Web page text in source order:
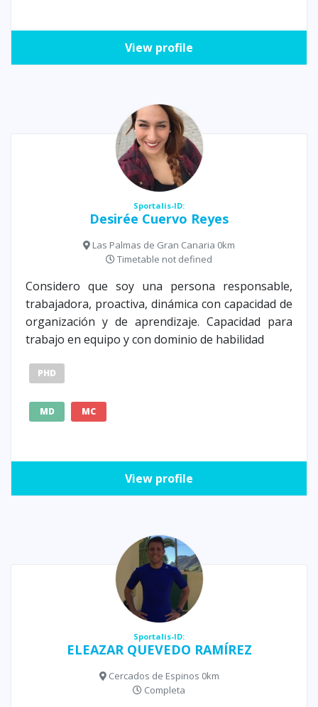
View profile
Sportalis-ID:
Desirée Cuervo Reyes
Las Palmas de Gran Canaria 0km
Timetable not defined
Considero que soy una persona responsable,
trabajadora, proactiva, dinámica con capacidad de
organización y de aprendizaje. Capacidad para
trabajo en equipo y con dominio de habilidad
PHD
MD MC
View profile
Sportalis-ID:
ELEAZAR QUEVEDO RAMÍREZ
Cercados de Espinos 0km
Completa